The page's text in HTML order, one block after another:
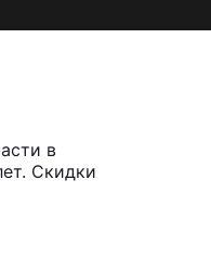
в
Скидки